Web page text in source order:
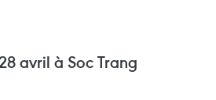
avril à Soc Trang